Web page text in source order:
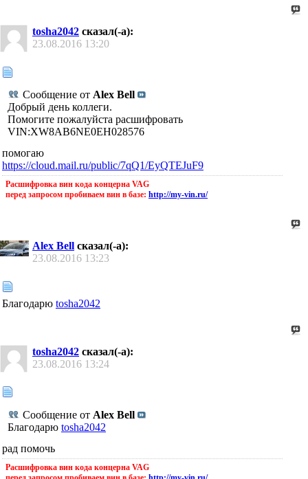
tosha2042 сказал(-а):
23.08.2016 13:20
Сообщение от Alex Bell
Добрый день коллеги.
Помогите пожалуйста расшифровать
VIN:XW8AB6NE0EH028576
помогаю
https://cloud.mail.ru/public/7qQ1/EyQTEJuF9
Расшифровка вин кода концерна VAG
перед запросом пробиваем вин в базе: http://my-vin.ru/
Alex Bell сказал(-а):
23.08.2016 13:23
Благодарю tosha2042
tosha2042 сказал(-а):
23.08.2016 13:24
Сообщение от Alex Bell
Благодарю tosha2042
рад помочь
Расшифровка вин кода концерна VAG